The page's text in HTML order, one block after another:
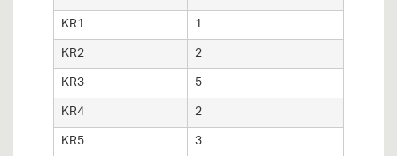
KR1
1
KR2
2
KR3
5
KR4
2
KR5
3